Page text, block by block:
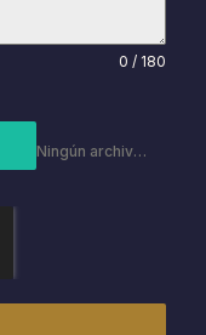
0 / 180
Ningún archivo elegido